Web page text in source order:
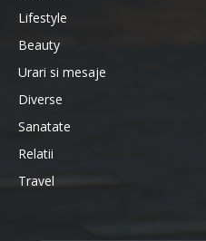
Lifestyle
Beauty
Urari si mesaje
Diverse
Sanatate
Relatii
Travel